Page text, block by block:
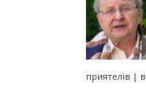
приятелів|